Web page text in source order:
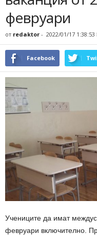
февруари
от redaktor - 2022/01/17 1:38:53
Facebook
Учениците да имат
февруари включително.